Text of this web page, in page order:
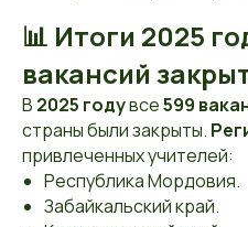
📊 Итоги 2025
вакансий
В 2025 годувсе599
страны были закрыты.
привлеченных учителей:
Республика Мордовия.
Забайкальский край.